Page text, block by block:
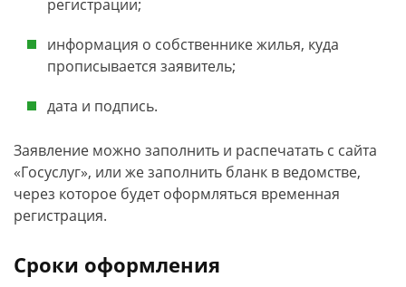
регистрации;
информация о собственнике жилья, куда
прописывается заявитель;
дата и подпись.
Заявление можно заполнить и распечатать с сайта
«Госуслуг», или же заполнить бланк в ведомстве,
через которое будет оформляться временная
регистрация.
Сроки оформления